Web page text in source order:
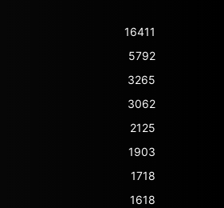
16411
5792
3265
3062
2125
1903
1718
1618